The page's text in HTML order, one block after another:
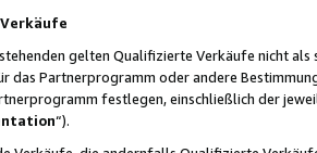
Verkäufe
gelten Qualifizierte Verkäufe nicht
das Partnerprogramm oder andere
festlegen, einschließlich der
“).